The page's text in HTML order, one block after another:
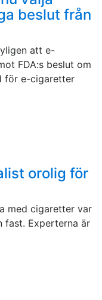
beslut från
att e-
FDA:s beslut om
för e-cigaretter
orolig för
med cigaretter var
fast. Experterna är